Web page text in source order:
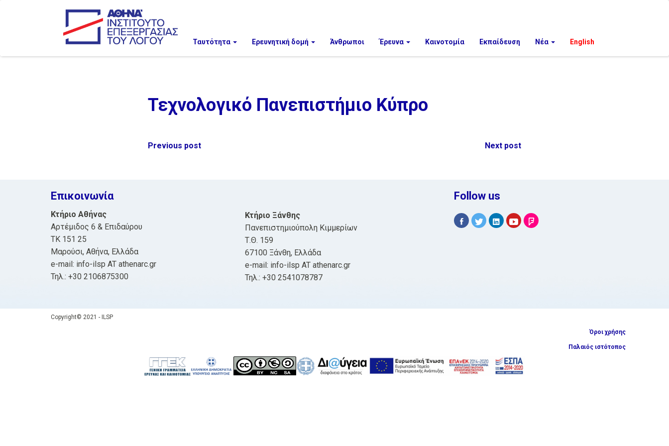
Ταυτότητα Ερευνητική δομή Άνθρωποι Έρευνα Καινοτομία Εκπαίδευση Νέα English
Τεχνολογικό Πανεπιστήμιο Κύπρο
Post
Previous post Next post
Επικοινωνία
Κτήριο Αθήνας
Αρτέμιδος 6 & Επιδαύρου
ΤΚ 151 25
Μαρούσι, Αθήνα, Ελλάδα
e-mail: info-ilsp AT athenarc.gr
Τηλ.: +30 2106875300
Κτήριο Ξάνθης
Πανεπιστημιούπολη Κιμμερίων
Τ.Θ. 159
67100 Ξάνθη, Ελλάδα
e-mail: info-ilsp AT athenarc.gr
Τηλ.: +30 2541078787
Follow us
Copyright© 2021 - ILSP
Όροι χρήσης
Παλαιός ιστότοπος